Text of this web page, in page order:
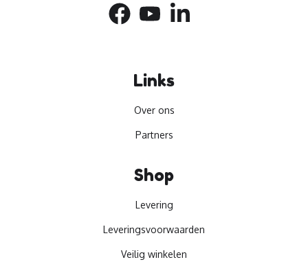
Links
Over ons
Partners
Shop
Levering
Leveringsvoorwaarden
Veilig winkelen